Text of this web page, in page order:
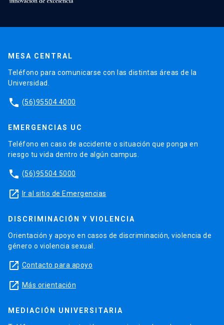
MESA CENTRAL
Teléfono para comunicarse con las distintas áreas de la
Universidad.
phone (56)95504 4000
EMERGENCIAS UC
Teléfono en caso de accidente o situación que ponga en
riesgo tu vida dentro de algún campus.
phone (56)95504 5000
launch Ir al sitio de Emergencias
DISCRIMINACIÓN Y VIOLENCIA
Orientación y apoyo en casos de discriminación, violencia de
género o violencia sexual.
launch Contacto para apoyo
launch Más orientación
MEDIACIÓN UNIVERSITARIA